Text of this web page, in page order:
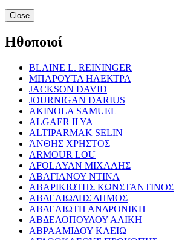
Close
Ηθοποιοί
BLAINE L. REININGER
ΜΠΑΡΟΥΤΑ ΗΛΕΚΤΡΑ
JACKSON DAVID
JOURNIGAN DARIUS
AKINOLA SAMUEL
ALGAER ILYA
ALTIPARMAK SELIN
ΆΝΘΗΣ ΧΡΗΣΤΟΣ
ARMOUR LOU
AFOLAYAN ΜΙΧΑΛΗΣ
ΑΒΑΓΙΑΝΟΥ ΝΤΙΝΑ
ΑΒΑΡΙΚΙΩΤΗΣ ΚΩΝΣΤΑΝΤΙΝΟΣ
ΑΒΔΕΛΙΩΔΗΣ ΔΗΜΟΣ
ΑΒΔΕΛΙΩΤΗ ΑΝΔΡΟΝΙΚΗ
ΑΒΔΕΛΟΠΟΥΛΟΥ ΑΛΙΚΗ
ΑΒΡΑΑΜΙΔΟΥ ΚΛΕΙΩ